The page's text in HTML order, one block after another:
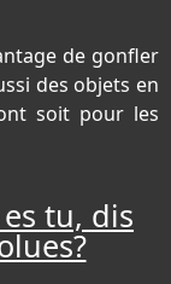
de gonfler
des objets en
soit pour les
tu, dis